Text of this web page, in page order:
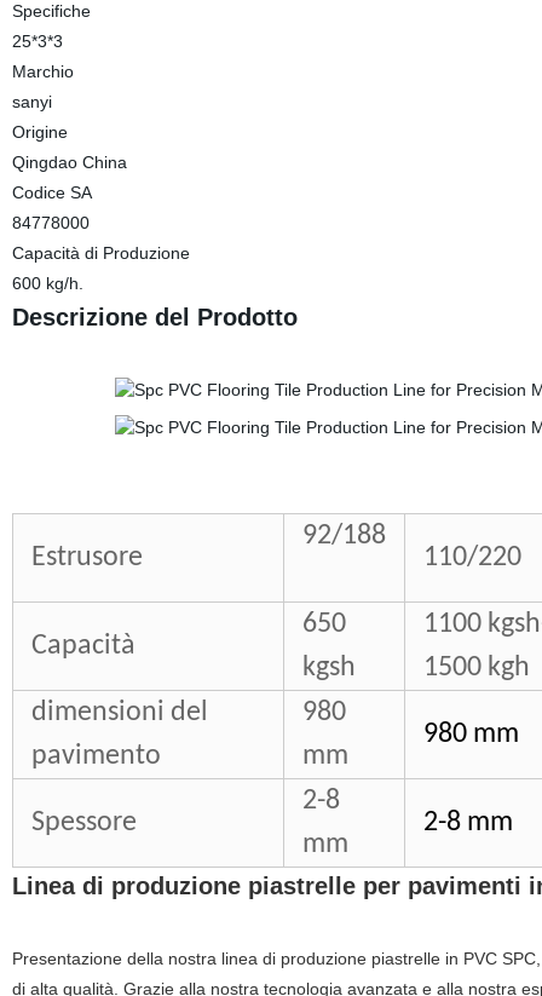
Specifiche
25*3*3
Marchio
sanyi
Origine
Qingdao China
Codice SA
84778000
Capacità di Produzione
600 kg/h.
Descrizione del Prodotto
Estrusore
92/188
110/220
Capacità
650
kgsh
1100
1500 kgh
dimensioni del
pavimento
980
mm
980 mm
Spessore
2-8
mm
2-8 mm
Linea di produzione piastrelle per pavimenti
Presentazione della nostra linea di produzione piastrelle in PVC
di alta qualità. Grazie alla nostra tecnologia avanzata e alla nostra